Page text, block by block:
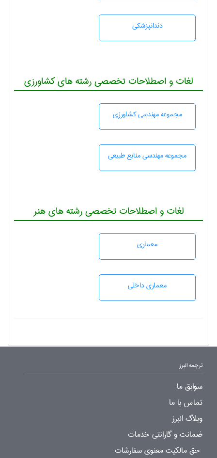
دندانپزشكی
لغات و اصطلاحات تخصصی رشته های کشاورزی
مجموعه مهندسی كشاورزی
مجموعه مهندسی منابع طبيعی
لغات و اصطلاحات تخصصی رشته های هنر
معماری
معماری داخلی
ترجمه البرز
سوابق ما
تماس با ما
وبلاگ البرز
ضمانت و گارانتی خدمات
حق مالکیت معنوی سفارشات